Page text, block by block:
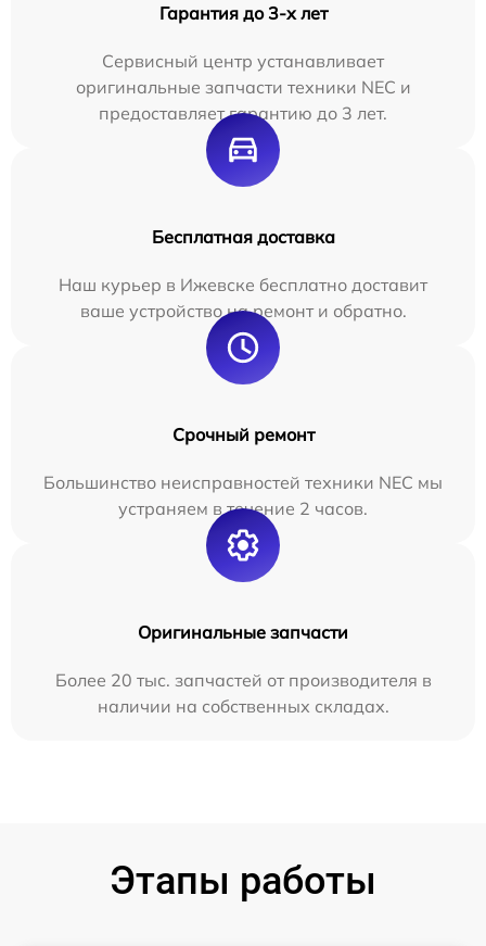
Гарантия до 3-х лет
Сервисный центр устанавливает
оригинальные запчасти техники NEC и
предоставляет гарантию до 3 лет.
Бесплатная доставка
Наш курьер в Ижевске бесплатно доставит
ваше устройство на ремонт и обратно.
Срочный ремонт
Большинство неисправностей техники NEC мы
устраняем в течение 2 часов.
Оригинальные запчасти
Более 20 тыс. запчастей от производителя в
наличии на собственных складах.
Этапы работы